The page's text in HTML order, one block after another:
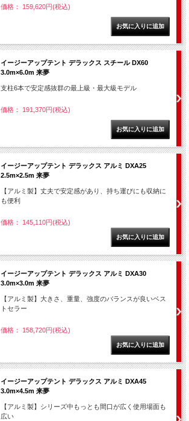
価格： 159,620円(税込)
イージーアップテント デラックス スチール DX60
3.0m×6.0m 来夢
支柱6本で安定感抜群の最上級・最大級モデル
価格： 191,370円(税込)
イージーアップテント デラックス アルミ DXA25
2.5m×2.5m 来夢
【アルミ製】丈夫で安定感があり、持ち運びにも収納に
も便利
価格： 145,110円(税込)
イージーアップテント デラックス アルミ DXA30
3.0m×3.0m 来夢
【アルミ製】大きさ、重量、強度のバランスが良いベス
トセラー
価格： 158,720円(税込)
イージーアップテント デラックス アルミ DXA45
3.0m×4.5m 来夢
【アルミ製】シリーズ中もっとも間口が広く使用場面も
広い